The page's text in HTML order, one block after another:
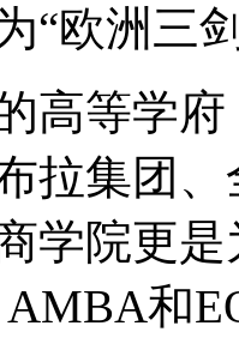
“欧洲三
高等学
拉集团
学院更
和